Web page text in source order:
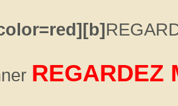
REGARDEZ